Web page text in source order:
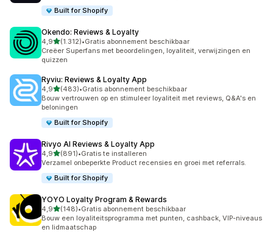
Built for Shopify
Okendo: Reviews & Loyalty
4,9van 5 sterren
(1.312)
1312 recensies in totaal
•Gratis abonnement beschikbaar
Creëer Superfans met beoordelingen, loyaliteit, verwijzingen en
quizzen
Ryviu: Reviews & Loyalty App
4,9van 5 sterren
(483)
483 recensies in totaal
•Gratis abonnement beschikbaar
Bouw vertrouwen op en stimuleer loyaliteit met reviews, Q&A's en
beloningen
Built for Shopify
Rivyo AI Reviews & Loyalty App
4,9van 5 sterren
(891)
891 recensies in totaal
•Gratis te installeren
Verzamel onbeperkte Product recensies en groei met referrals.
Built for Shopify
YOYO Loyalty Program & Rewards
4,9van 5 sterren
(148)
148 recensies in totaal
•Gratis abonnement beschikbaar
Bouw een loyaliteitsprogramma met punten, cashback, VIP-niveaus
en lidmaatschap